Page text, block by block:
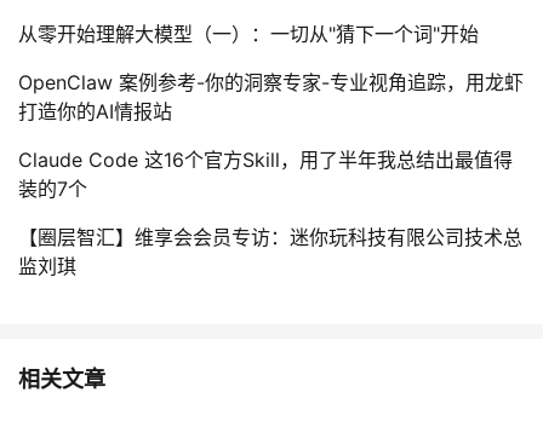
从零开始理解大模型（一）：一切从"猜下一个词"开始
OpenClaw 案例参考-你的洞察专家-专业视角追踪，用龙虾
打造你的AI情报站
Claude Code 这16个官方Skill，用了半年我总结出最值得
装的7个
【圈层智汇】维享会会员专访：迷你玩科技有限公司技术总
监刘琪
相关文章